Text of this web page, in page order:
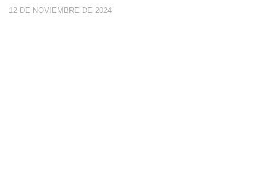
12 DE NOVIEMBRE DE 2024